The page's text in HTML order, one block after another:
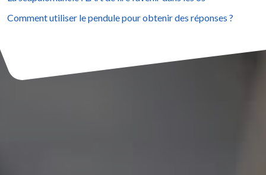
Comment utiliser le pendule pour obtenir des réponses ?